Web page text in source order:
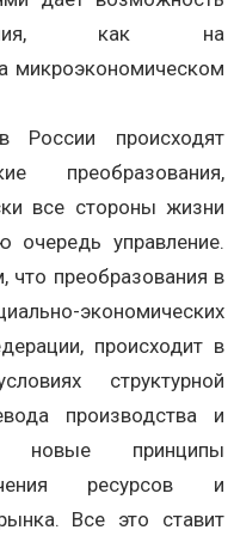
как на
микроэкономическом
России происходят
преобразования,
все стороны жизни
управление.
что преобразования в
экономических
происходит в
структурной
производства и
принципы
ресурсов и
Все это ставит